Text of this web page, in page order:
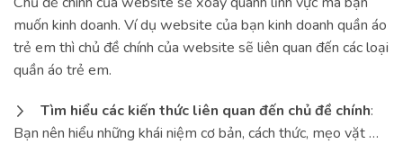
muốn kinh doanh. Ví dụ website của bạn kinh doanh quần áo
trẻ em thì chủ đề chính của website sẽ liên quan đến các loại
quần áo trẻ em.
Tìm hiểu các kiến thức liên quan đến chủ đề chính:
Bạn nên hiểu những khái niệm cơ bản, cách thức, mẹo vặt …